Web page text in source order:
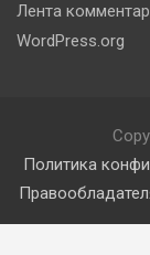
Лента
WordPress.org
Политика